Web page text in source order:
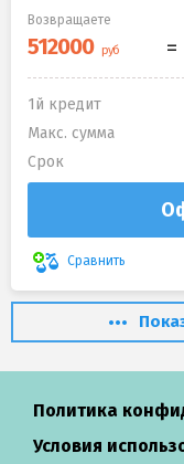
Возвращаете
1й кредит
Макс. сумма
Срок
Сравнить
Политика
Условия